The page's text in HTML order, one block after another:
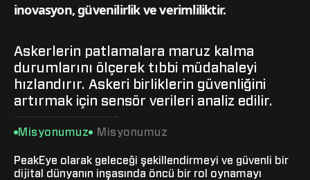
inovasyon, güvenilirlik ve verimliliktir.
Askerlerin patlamalara maruz kalma
durumlarını ölçerek tıbbi müdahaleyi
hızlandırır. Askeri birliklerin güvenliğini
artırmak için sensör verileri analiz edilir.
Misyonumuz Misyonumuz
PeakEye olarak geleceği şekillendirmeyi ve güvenli bir
dijital dünyanın inşasında öncü bir rol oynamayı